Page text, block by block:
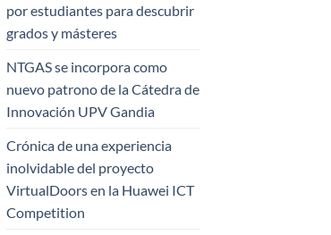
por estudiantes para descubrir
grados y másteres
NTGAS se incorpora como
nuevo patrono de la Cátedra de
Innovación UPV Gandia
Crónica de una experiencia
inolvidable del proyecto
VirtualDoors en la Huawei ICT
Competition